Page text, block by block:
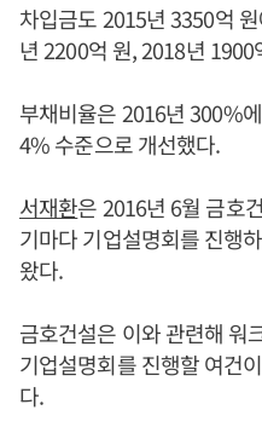
차입금도 2015년 3350억
년 2200억 원, 2018년
부채비율은 2016년 300%
4% 수준으로 개선했다.
서재환은 2016년 6월 금호
기마다 기업설명회를 진행
왔다.
금호건설은 이와 관련해 워
기업설명회를 진행할 여건
다.